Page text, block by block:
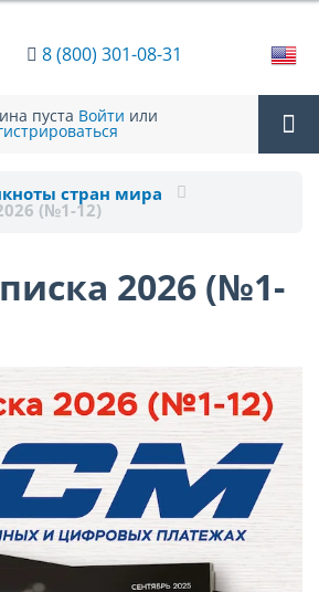
8 (800) 301-08-31
пуста Войти или
стран мира
(№1-12)
2026 (№1-